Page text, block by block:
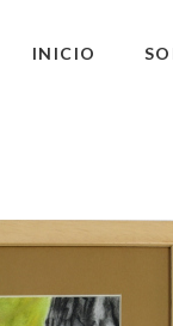
INICIO